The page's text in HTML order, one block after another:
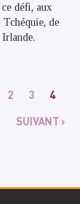
ce défi, aux
Tchéquie, de
PAGE
2 PAGE
3
PAGE
4
PAGE
SUIVANT ›